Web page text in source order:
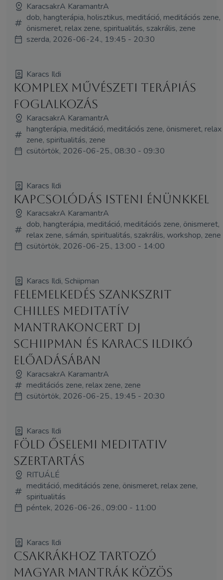
KaracsakrA KaramantrA
dob, hangterápia, holisztikus, meditáció, meditációs zene,
önismeret, relax zene, spiritualitás, szakrális, zene
szerda, 2026-06-24., 19:45 - 20:30
Karacs Ildi
Komplex művészeti terápiás
foglalkozás
KaracsakrA KaramantrA
hangterápia, meditáció, meditációs zene, önismeret, relax
zene, spiritualitás, zene
csütörtök, 2026-06-25., 08:30 - 09:30
Karacs Ildi
Kapcsolódás Isteni énünkkel
KaracsakrA KaramantrA
dob, hangterápia, meditáció, meditációs zene, önismeret,
relax zene, sámán, spiritualitás, szakrális, workshop, zene
csütörtök, 2026-06-25., 13:00 - 14:00
Karacs Ildi, Schiipman
Felemelkedés szankszrit
chilles meditatív
mantrakoncert Dj
Schiipman és Karacs Ildikó
előadásában
KaracsakrA KaramantrA
meditációs zene, relax zene, zene
csütörtök, 2026-06-25., 19:45 - 20:30
Karacs Ildi
Föld őselemi meditativ
szertartás
RITUÁLÉ
meditáció, meditációs zene, önismeret, relax zene,
spiritualitás
péntek, 2026-06-26., 09:00 - 11:00
Karacs Ildi
Csakrákhoz tartozó
Magyar Mantrák közös